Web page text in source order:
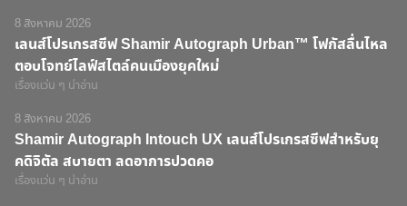
8 สิงหาคม 2026
เลนส์โปรเกรสซีฟ Shamir Autograph Urban™ โฟกัสลื่นไหล
ตอบโจทย์ไลฟ์สไตล์คนเมืองยุคใหม่
เรื่องแว่น ๆ น่าอ่าน
8 สิงหาคม 2026
Shamir Autograph Intouch UX เลนส์โปรเกรสซีฟสำหรับยุ
คดิจิตัล สบายตา ลดอาการปวดคอ
เรื่องแว่น ๆ น่าอ่าน